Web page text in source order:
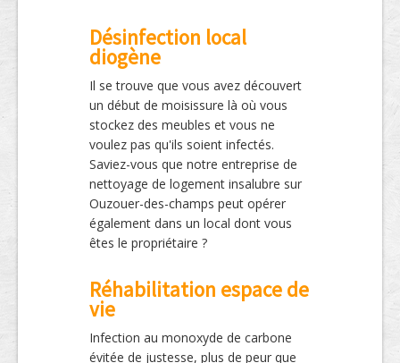
Désinfection local
diogène
Il se trouve que vous avez découvert
un début de moisissure là où vous
stockez des meubles et vous ne
voulez pas qu'ils soient infectés.
Saviez-vous que notre entreprise de
nettoyage de logement insalubre sur
Ouzouer-des-champs peut opérer
également dans un local dont vous
êtes le propriétaire ?
Réhabilitation espace de
vie
Infection au monoxyde de carbone
évitée de justesse, plus de peur que